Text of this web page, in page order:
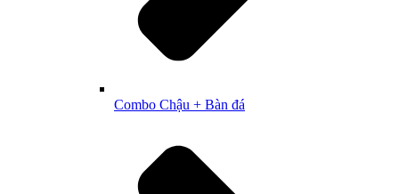
Combo Chậu + Bàn đá